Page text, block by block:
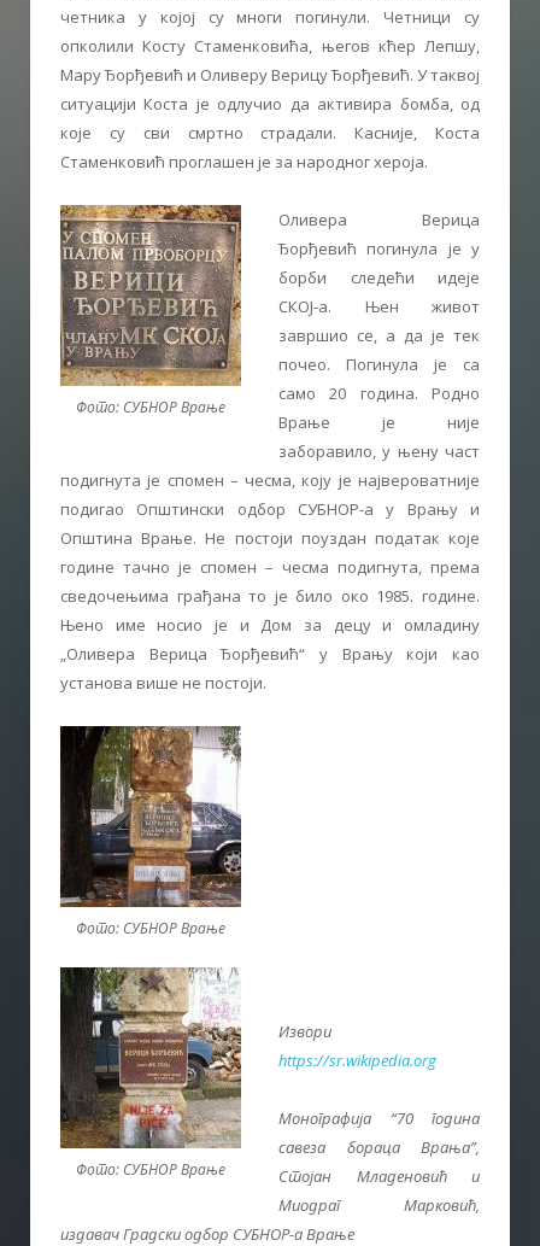
четника у којој су многи погинули. Четници су
опколили Косту Стаменковића, његов кћер Лепшу,
Мару Ђорђевић и Оливеру Верицу Ђорђевић. У таквој
ситуацији Коста је одлучио да активира бомба, од
које су сви смртно страдали. Касније, Коста
Стаменковић проглашен је за народног хероја.
Фото: СУБНОР Врање
Оливера Верица
Ђорђевић погинула је у
борби следећи идеје
СКОЈ-а. Њен живот
завршио се, а да је тек
почео. Погинула је са
само 20 година. Родно
Врање је није
заборавило, у њену част
подигнута је спомен – чесма, коју је највероватније
подигао Општински одбор СУБНОР-а у Врању и
Општина Врање. Не постоји поуздан податак које
године тачно је спомен – чесма подигнута, према
сведочењима грађана то је било око 1985. године.
Њено име носио је и Дом за децу и омладину
„Оливера Верица Ђорђевић“ у Врању који као
установа више не постоји.
Фото: СУБНОР Врање
Фото: СУБНОР Врање
Извори
https://sr.wikipedia.org
Монографија “70 година
савеза бораца Врања”,
Стојан Младеновић и
Миодраг Марковић,
издавач Градски одбор СУБНОР-а Врање